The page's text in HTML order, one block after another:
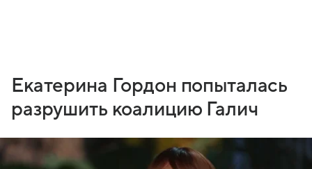
Екатерина Гордон попыталась
разрушить коалицию Галич